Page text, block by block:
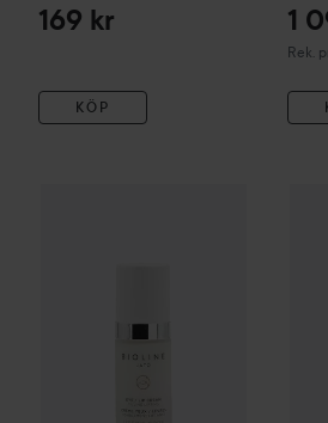
169 kr
KÖP
1
Rek.